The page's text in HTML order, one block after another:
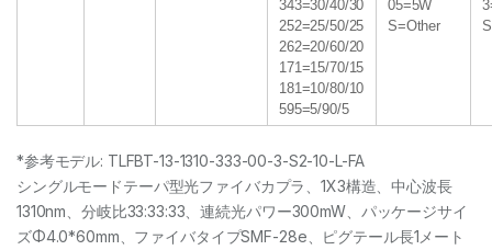
343=30/40/30
252=25/50/25
262=20/60/20
171=15/70/15
181=10/80/10
595=5/90/5
05=5W
S=Other
*参考モデル: TLFBT-13-1310-333-00-3-S2-10-L-FA
シングルモードテーパ型光ファイバカプラ、1X3構造、中心波長
1310nm、分岐比33:33:33、連続光パワー300mW、パッケージサイ
ズΦ4.0*60mm、ファイバタイプSMF-28e、ピグテール長1メート